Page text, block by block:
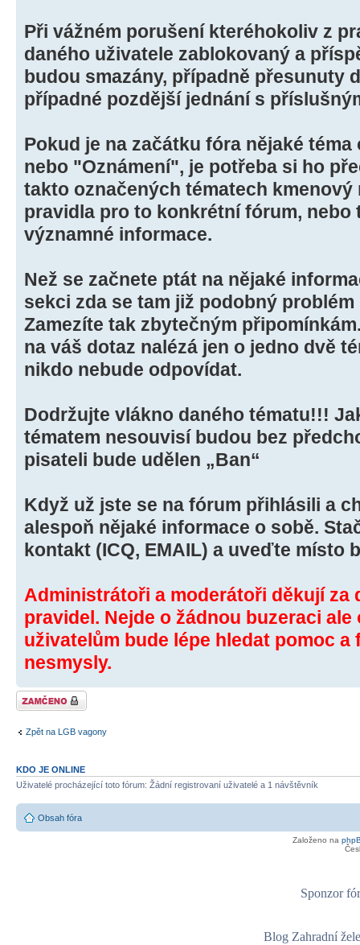
Při vážném porušení kteréhokoliv z
daného uživatele zablokovaný a
budou smazány, případně přesunuty
případné pozdější jednání s
Pokud je na začátku fóra nějaké
nebo "Oznámení", je potřeba si ho
takto označených tématech
pravidla pro to konkrétní fórum, nebo
významné informace.
Než se začnete ptát na nějaké
sekci zda se tam již podobný
Zamezíte tak zbytečným
na váš dotaz nalézá jen o jedno dvě
nikdo nebude odpovídat.
Dodržujte vlákno daného tématu!!!
tématem nesouvisí budou bez
pisateli bude udělen „Ban“
Když už jste se na fórum přihlásili a
alespoň nějaké informace o sobě.
kontakt (ICQ, EMAIL) a uveďte místo
Administrátoři a moderátoři děkují za
pravidel. Nejde o žádnou buzeraci ale
uživatelům bude lépe hledat pomoc a
nesmysly.
Téma uzamknuto
Zpět na LGB vagony
KDO JE ONLINE
Uživatelé procházející toto fórum: Žádní registrovaní uživatelé a 1 návštěvník
Obsah fóra
Založeno na
Sponzor
Blog Zahradní